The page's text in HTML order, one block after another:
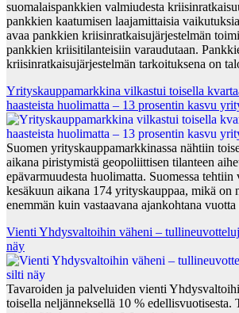
suomalaispankkien valmiudesta
pankkien kaatumisen laajamittaisia
avaa pankkien kriisinratkaisujärjestelmän
pankkien kriisitilanteisiin varaudutaan.
kriisinratkaisujärjestelmän tarkoituksena on
Yrityskauppamarkkina vilkastui toisella
haasteista huolimatta – 13 prosentin kasvu
Suomen yrityskauppamarkkinassa nähtiin
aikana piristymistä geopoliittisen tilanteen
epävarmuudesta huolimatta. Suomessa
kesäkuun aikana 174 yrityskauppaa, mikä on
enemmän kuin vastaavana ajankohtana vuotta
Vienti Yhdysvaltoihin väheni –
näy
Tavaroiden ja palveluiden vienti
toisella neljänneksellä 10 % edellisvuotisesta.